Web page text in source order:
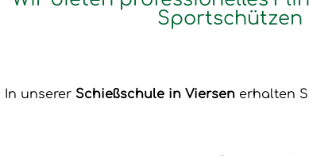
Sportschützen
In unserer Schießschule in Viersenerhalten